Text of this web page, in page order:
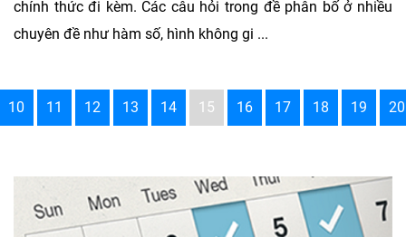
chính thức đi kèm. Các câu hỏi trong đề phân bố ở nhiều
chuyên đề như hàm số, hình không gi ...
10 11 12 13 14 15 16 17 18 19 20